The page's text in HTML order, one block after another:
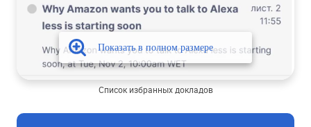
Список избранных докладов